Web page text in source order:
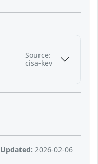
Source:
cisa-kev
Updated: 2026-02-06